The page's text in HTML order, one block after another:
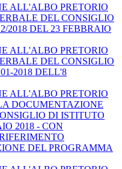
ALL'ALBO PRETORIO
DEL CONSIGLIO
2018 DEL 23 FEBBRAIO
ALL'ALBO PRETORIO
DEL CONSIGLIO
2018 DELL'8
ALL'ALBO PRETORIO
DOCUMENTAZIONE
DI ISTITUTO
2018 - CON
DEL PROGRAMMA